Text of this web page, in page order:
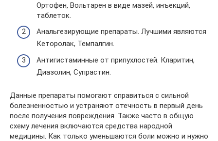
Ортофен, Вольтарен в виде мазей, инъекций,
таблеток.
Анальгезирующие препараты. Лучшими являются
Кеторолак, Темпалгин.
Антигистаминные от припухлостей. Кларитин,
Диазолин, Супрастин.
Данные препараты помогают справиться с сильной
болезненностью и устраняют отечность в первый день
после получения повреждения. Также часто в общую
схему лечения включаются средства народной
медицины. Как только уменьшаются боли можно и нужно